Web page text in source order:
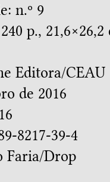
n.º 9
p., 21,6×26,2
Editora/CEAU
de 2016
8217-39-4
Faria/Drop